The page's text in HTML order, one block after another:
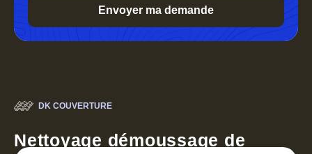
DK COUVERTURE
Nettoyage démoussage de